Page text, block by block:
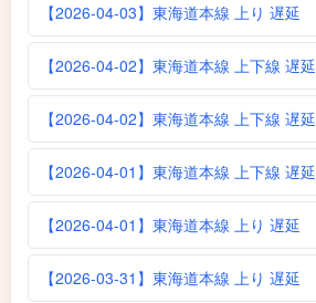
【2026-04-03】東海道本線 上り 遅延
【2026-04-02】東海道本線 上下線 遅延
【2026-04-02】東海道本線 上下線 遅延
【2026-04-01】東海道本線 上下線 遅延
【2026-04-01】東海道本線 上り 遅延
【2026-03-31】東海道本線 上り 遅延